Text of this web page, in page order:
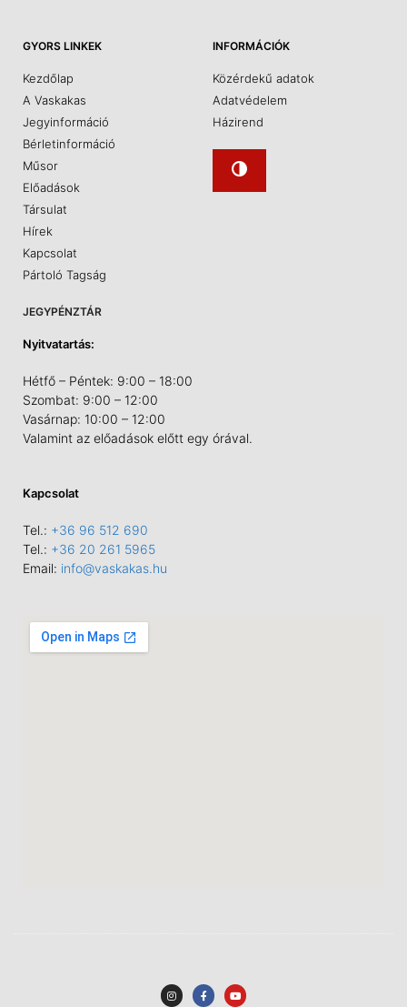
GYORS LINKEK
Kezdőlap
A Vaskakas
Jegyinformáció
Bérletinformáció
Műsor
Előadások
Társulat
Hírek
Kapcsolat
Pártoló Tagság
INFORMÁCIÓK
Közérdekű adatok
Adatvédelem
Házirend
JEGYPÉNZTÁR
Nyitvatartás:
Hétfő – Péntek: 9:00 – 18:00
Szombat: 9:00 – 12:00
Vasárnap: 10:00 – 12:00
Valamint az előadások előtt egy órával.
Kapcsolat
Tel.: +36 96 512 690
Tel.: +36 20 261 5965
Email: info@vaskakas.hu